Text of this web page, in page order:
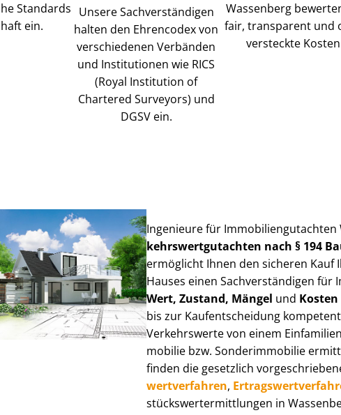
Standards
ein.
Unsere Sach­ver­stän­di­gen
halten den Ehrencodex von
verschiedenen Verbänden
und Institutionen wie RICS
(Royal Institution of
Chartered Surveyors) und
DGSV ein.
Wassenberg
fair, transparent und
versteckte
Ingenieure für Im­mo­bi­li­en­gut­ach­ten
kehrs­wert­gut­ach­ten nach § 194
ermöglicht Ihnen den sicheren Kauf
Hauses einen Sach­ver­stän­di­gen
Wert, Zustand, Mängel und Kosten
bis zur Kauf­ent­schei­dung
Verkehrswerte von einem
mo­bi­lie bzw. Sonderimmobilie
finden die gesetzlich
wert­ver­fah­ren,
stücks­wert­ermitt­lun­gen in